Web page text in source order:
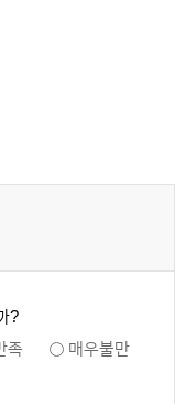
?
족
매우불만